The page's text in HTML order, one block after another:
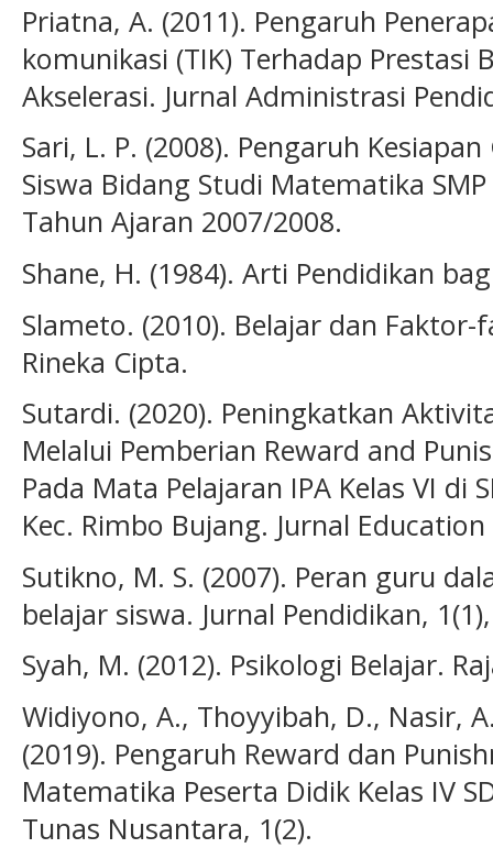
Priatna, A. (2011). Pengaruh
komunikasi (TIK) Terhadap Prestasi
Akselerasi. Jurnal Administrasi
Sari, L. P. (2008). Pengaruh
Siswa Bidang Studi Matematika
Tahun Ajaran 2007/2008.
Shane, H. (1984). Arti Pendidikan
Slameto. (2010). Belajar dan
Rineka Cipta.
Sutardi. (2020). Peningkatkan
Melalui Pemberian Reward and
Pada Mata Pelajaran IPA Kelas VI di
Kec. Rimbo Bujang. Jurnal
Sutikno, M. S. (2007). Peran guru
belajar siswa. Jurnal Pendidikan,
Syah, M. (2012). Psikologi Belajar.
Widiyono, A., Thoyyibah, D., Nasir,
(2019). Pengaruh Reward dan
Matematika Peserta Didik Kelas IV
Tunas Nusantara, 1(2).